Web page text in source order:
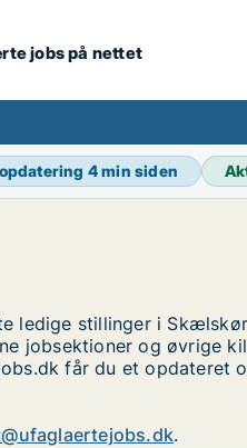
jobs på nettet
4 min siden
ledige stillinger i
jobsektioner og øvrige
får du et opdateret
.